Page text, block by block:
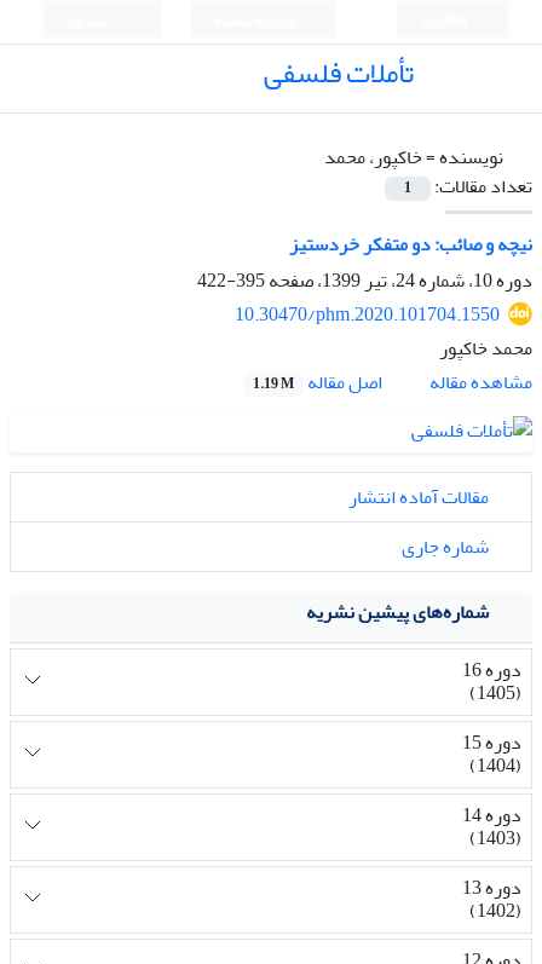
تأملات فلسفی
نویسنده =خاکپور، محمد
تعداد مقالات:
1
نیچه و صائب: دو متفکر خردستیز
دوره 10، شماره 24، تیر 1399، صفحه
395-422
10.30470/phm.2020.101704.1550
محمد خاکپور
مشاهده مقاله
اصل مقاله 1.19 M
مقالات آماده انتشار
شماره جاری
شماره‌های پیشین نشریه
دوره 16
(1405)
دوره 15
(1404)
دوره 14
(1403)
دوره 13
(1402)